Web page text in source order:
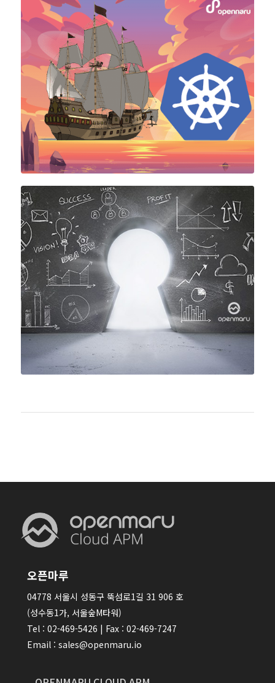
오픈마루
04778 서울시 성동구 뚝섬로1길 31 906 호
(성수동1가, 서울숲M타워)
Tel : 02-469-5426 | Fax : 02-469-7247
Email : sales@openmaru.io